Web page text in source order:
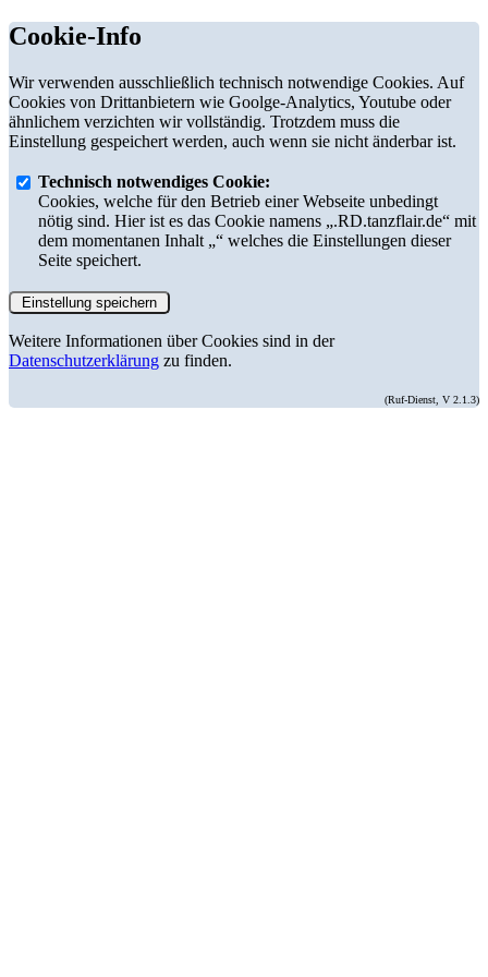
Cookie-Info
Wir verwenden ausschließlich technisch notwendige Cookies. Auf
Cookies von Drittanbietern wie Goolge-Analytics, Youtube oder
ähnlichem verzichten wir vollständig. Trotzdem muss die
Einstellung gespeichert werden, auch wenn sie nicht änderbar ist.
Technisch notwendiges Cookie:
Cookies, welche für den Betrieb einer Webseite unbedingt
nötig sind. Hier ist es das Cookie namens „.RD.tanzflair.de“ mit
dem momentanen Inhalt „“ welches die Einstellungen dieser
Seite speichert.
Weitere Informationen über Cookies sind in der
Datenschutzerklärung zu finden.
(Ruf-Dienst, V 2.1.3)